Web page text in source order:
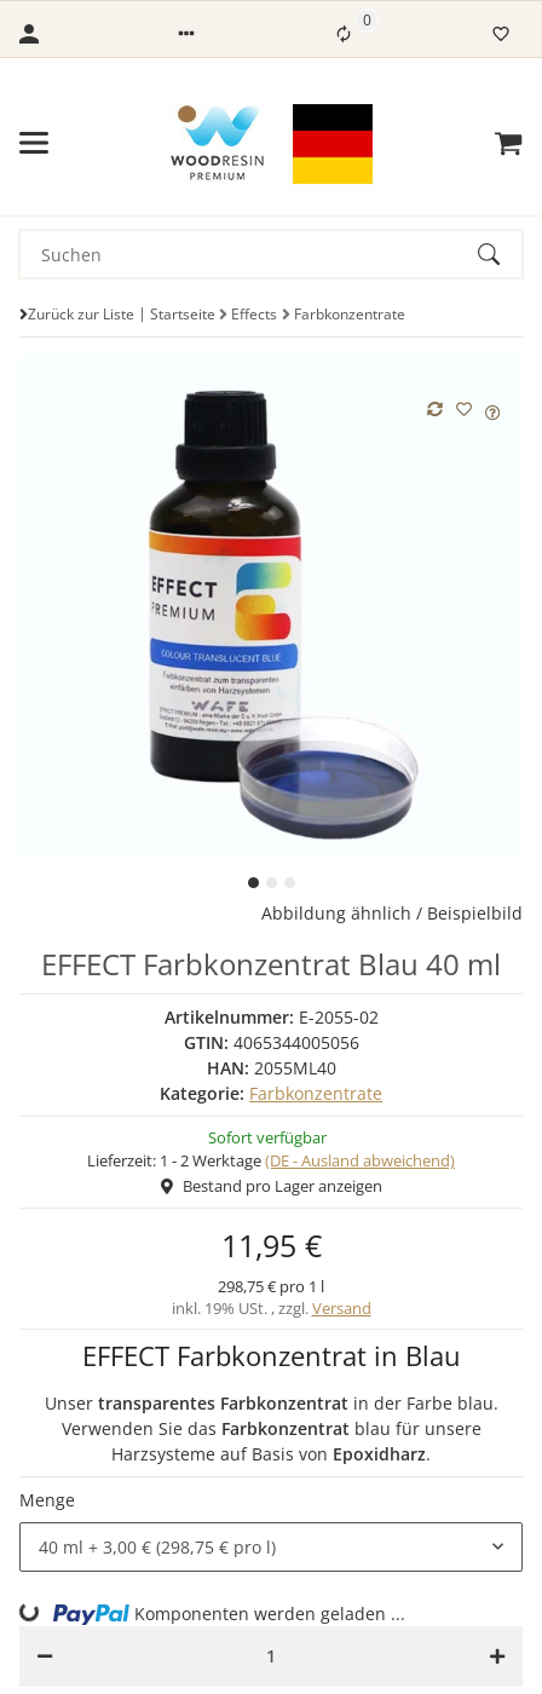
0
Zurück zur Liste Startseite Effects Farbkonzentrate
Abbildung ähnlich / Beispielbild
EFFECT Farbkonzentrat Blau 40 ml
Artikelnummer: E-2055-02
GTIN: 4065344005056
HAN: 2055ML40
Kategorie: Farbkonzentrate
Sofort verfügbar
Lieferzeit: 1 - 2 Werktage(DE - Ausland abweichend)
Bestand pro Lager anzeigen
11,95 €
298,75 € pro 1 l
inkl. 19% USt. , zzgl. Versand
EFFECT Farbkonzentrat in Blau
Unser transparentes Farbkonzentrat in der Farbe blau.
Verwenden Sie das Farbkonzentrat blau für unsere
Harzsysteme auf Basis von Epoxidharz.
Menge
40 ml + 3,00 € (298,75 € pro l)
Loading... Komponenten werden geladen ...